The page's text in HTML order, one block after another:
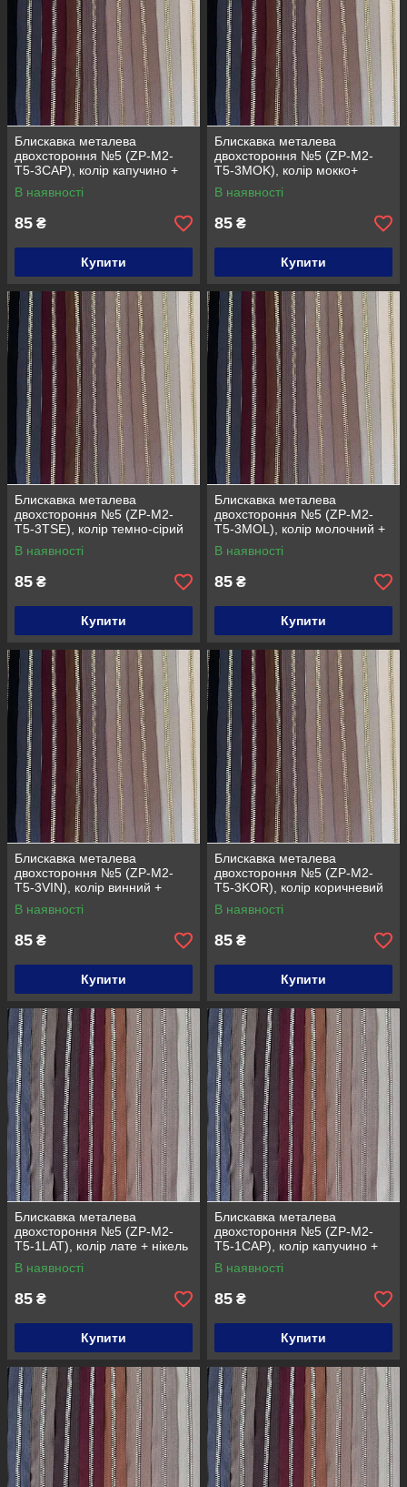
Блискавка металева
двохстороння №5 (ZP-M2-
T5-3CAP), колір капучино +
золото
В наявності
85 ₴
Купити
Блискавка металева
двохстороння №5 (ZP-M2-
T5-3MOK), колір мокко+
золото
В наявності
85 ₴
Купити
Блискавка металева
двохстороння №5 (ZP-M2-
T5-3TSE), колір темно-сірий
+ золото
В наявності
85 ₴
Купити
Блискавка металева
двохстороння №5 (ZP-M2-
T5-3MOL), колір молочний +
золото
В наявності
85 ₴
Купити
Блискавка металева
двохстороння №5 (ZP-M2-
T5-3VIN), колір винний +
золото
В наявності
85 ₴
Купити
Блискавка металева
двохстороння №5 (ZP-M2-
T5-3KOR), колір коричневий
+ золото
В наявності
85 ₴
Купити
Блискавка металева
двохстороння №5 (ZP-M2-
T5-1LAT), колір лате + нікель
В наявності
85 ₴
Купити
Блискавка металева
двохстороння №5 (ZP-M2-
T5-1CAP), колір капучино +
нікель
В наявності
85 ₴
Купити